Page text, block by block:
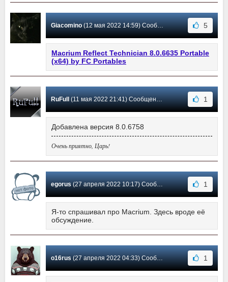
Giacomino(12 мая 2022 14:59) Сообщение #506 5
Macrium Reflect Technician 8.0.6635 Portable
(x64) by FC Portables
RuFull (11 мая 2022 21:41) Сообщение #505 1
Добавлена версия 8.0.6758
Очень приятно, Царь!
egorus(27 апреля 2022 10:17) Сообщение #504 1
Я-то спрашивал про Macrium. Здесь вроде её
обсуждение.
o16rus(27 апреля 2022 04:33) Сообщение #503 1